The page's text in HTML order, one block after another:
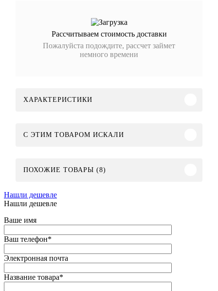
Рассчитываем стоимость доставки
Пожалуйста подождите, рассчет займет
немного времени
ХАРАКТЕРИСТИКИ
C ЭТИМ ТОВАРОМ ИСКАЛИ
ПОХОЖИЕ ТОВАРЫ (8)
Нашли дешевле
Нашли дешевле
Ваше имя
Ваш телефон*
Электронная почта
Название товара*